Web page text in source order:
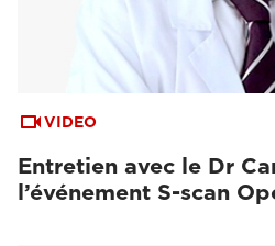
VIDEO
Entretien avec le Dr
l’événement S-scan